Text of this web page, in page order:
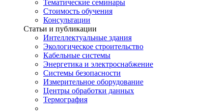
Тематические семинары
Стоимость обучения
Консультации
Статьи и публикации
Интеллектуальные здания
Экологическое строительство
Кабельные системы
Энергетика и электроснабжение
Системы безопасности
Измерительное оборудование
Центры обработки данных
Термография